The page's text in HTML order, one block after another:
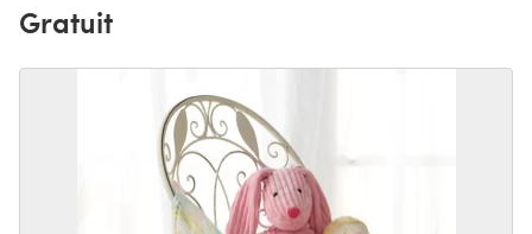
Gratuit